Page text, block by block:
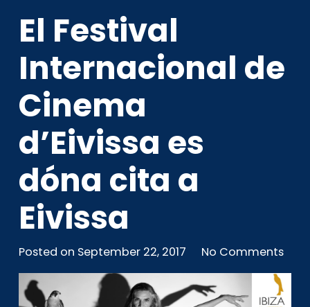
El Festival
Internacional de
Cinema
d’Eivissa es
dóna cita a
Eivissa
Posted on September 22, 2017 No Comments